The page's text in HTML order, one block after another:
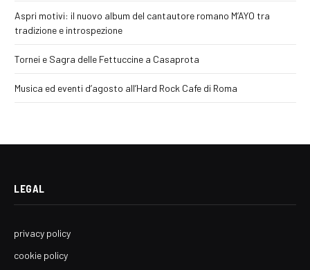
Aspri motivi: il nuovo album del cantautore romano M’AYO tra
tradizione e introspezione
Tornei e Sagra delle Fettuccine a Casaprota
Musica ed eventi d’agosto all’Hard Rock Cafe di Roma
LEGAL
privacy policy
cookie policy